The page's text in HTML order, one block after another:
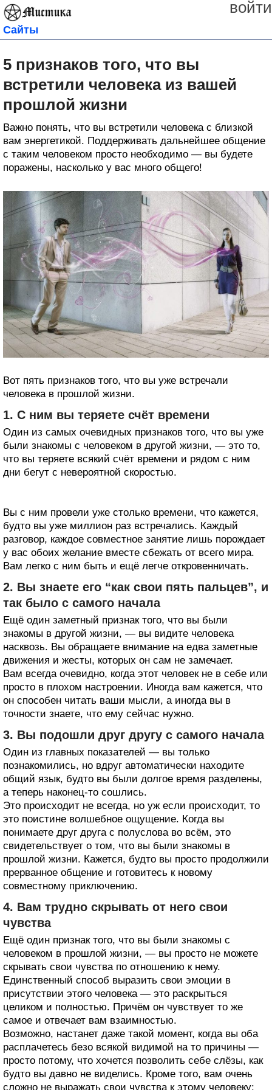
войти
Сайты
5 признаков того, что вы
встретили человека из вашей
прошлой жизни
Важно понять, что вы встретили человека с близкой
вам энергетикой. Поддерживать дальнейшее общение
с таким человеком просто необходимо — вы будете
поражены, насколько у вас много общего!
Вот пять признаков того, что вы уже встречали
человека в прошлой жизни.
1. С ним вы теряете счёт времени
Один из самых очевидных признаков того, что вы уже
были знакомы с человеком в другой жизни, — это то,
что вы теряете всякий счёт времени и рядом с ним
дни бегут с невероятной скоростью.
Вы с ним провели уже столько времени, что кажется,
будто вы уже миллион раз встречались. Каждый
разговор, каждое совместное занятие лишь порождает
у вас обоих желание вместе сбежать от всего мира.
Вам легко с ним быть и ещё легче откровенничать.
2. Вы знаете его “как свои пять пальцев”, и
так было с самого начала
Ещё один заметный признак того, что вы были
знакомы в другой жизни, — вы видите человека
насквозь. Вы обращаете внимание на едва заметные
движения и жесты, которых он сам не замечает.
Вам всегда очевидно, когда этот человек не в себе или
просто в плохом настроении. Иногда вам кажется, что
он способен читать ваши мысли, а иногда вы в
точности знаете, что ему сейчас нужно.
3. Вы подошли друг другу с самого начала
Один из главных показателей — вы только
познакомились, но вдруг автоматически находите
общий язык, будто вы были долгое время разделены,
а теперь наконец-то сошлись.
Это происходит не всегда, но уж если происходит, то
это поистине волшебное ощущение. Когда вы
понимаете друг друга с полуслова во всём, это
свидетельствует о том, что вы были знакомы в
прошлой жизни. Кажется, будто вы просто продолжили
прерванное общение и готовитесь к новому
совместному приключению.
4. Вам трудно скрывать от него свои
чувства
Ещё один признак того, что вы были знакомы с
человеком в прошлой жизни, — вы просто не можете
скрывать свои чувства по отношению к нему.
Единственный способ выразить свои эмоции в
присутствии этого человека — это раскрыться
целиком и полностью. Причём он чувствует то же
самое и отвечает вам взаимностью.
Возможно, настанет даже такой момент, когда вы оба
расплачетесь безо всякой видимой на то причины —
просто потому, что хочется позволить себе слёзы, как
будто вы давно не виделись. Кроме того, вам очень
сложно не выражать свои чувства к этому человеку: